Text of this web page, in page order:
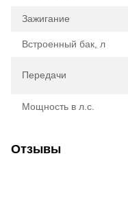
Зажигание
Встроенный бак, л
Передачи
Мощность в л.с.
Отзывы